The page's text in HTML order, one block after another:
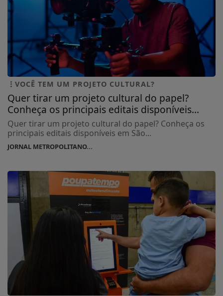
VOCÊ TEM UM PROJETO CULTURAL?
Quer tirar um projeto cultural do papel?
Conheça os principais editais disponíveis...
Quer tirar um projeto cultural do papel? Conheça os
principais editais disponíveis em São...
JORNAL METROPOLITANO...